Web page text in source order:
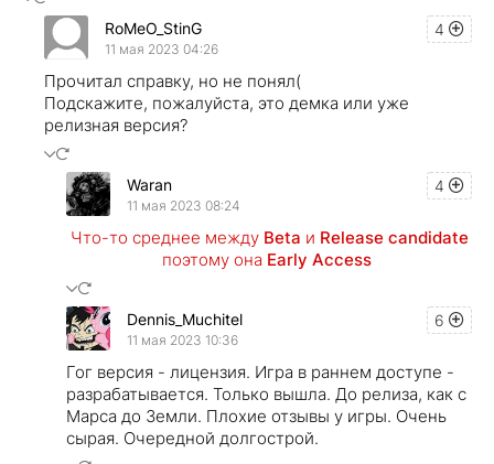
4
RoMeO_StinG
11 мая 2023 04:26
Прочитал справку, но не понял(
Подскажите, пожалуйста, это демка или уже
релизная версия?
4
Waran
11 мая 2023 08:24
Что-то среднее между Beta и Release candidate
поэтому она Early Access
6
Dennis_Muchitel
11 мая 2023 10:36
Гог версия - лицензия. Игра в раннем доступе -
разрабатывается. Только вышла. До релиза, как с
Марса до Земли. Плохие отзывы у игры. Очень
сырая. Очередной долгострой.